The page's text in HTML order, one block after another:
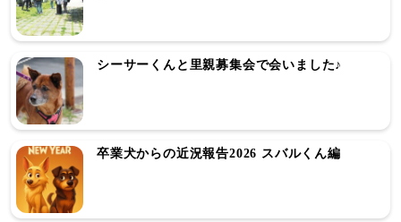
シーサーくんと里親募集会で会いました♪
卒業犬からの近況報告2026 スバルくん編